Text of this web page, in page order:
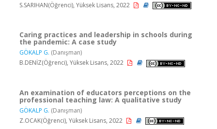
S.SARIHAN(Öğrenci), Yüksek Lisans, 2022
Caring practices and leadership in schools during
the pandemic: A case study
GÖKALP G. (Danışman)
B.DENİZ(Öğrenci), Yüksek Lisans, 2022
An examination of educators perceptions on the
professional teaching law: A qualitative study
GÖKALP G. (Danışman)
Z.OCAK(Öğrenci), Yüksek Lisans, 2022